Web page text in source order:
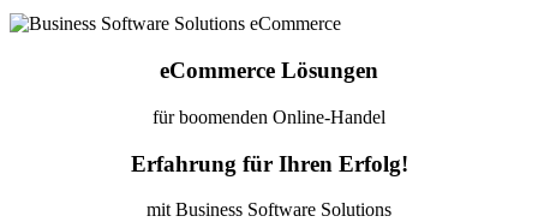
eCommerce Lösungen
für boomenden Online-Handel
Erfahrung für Ihren Erfolg!
mit Business Software Solutions